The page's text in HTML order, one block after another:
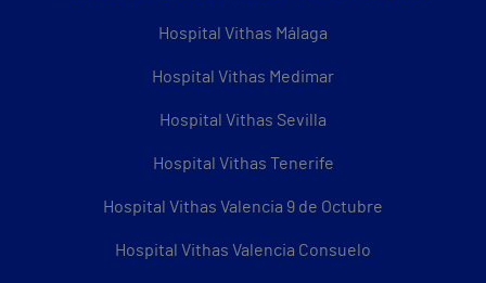
Hospital Vithas Málaga
Hospital Vithas Medimar
Hospital Vithas Sevilla
Hospital Vithas Tenerife
Hospital Vithas Valencia 9 de Octubre
Hospital Vithas Valencia Consuelo